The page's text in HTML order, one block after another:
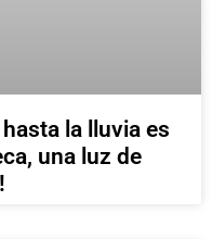
la lluvia es
una luz de